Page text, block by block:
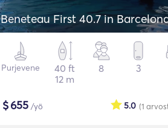
Beneteau First 40.7 in
Purjevene
40 ft
12 m
8 3
$655 /yö (1
5.0